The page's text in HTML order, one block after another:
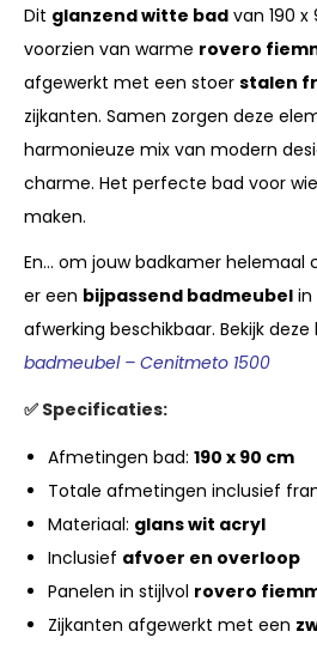
Dit glanzend witte bad van 190
voorzien van warme rovero
afgewerkt met een stoer stalen
zijkanten. Samen zorgen deze
harmonieuze mix van modern
charme. Het perfecte bad voor
maken.
En… om jouw badkamer helemaal
er een bijpassend badmeubel in
afwerking beschikbaar. Bekijk deze
badmeubel – Cenitmeto 1500
✅ Specificaties:
Afmetingen bad: 190 x 90 cm
Totale afmetingen inclusief
Materiaal: glans wit acryl
Inclusief afvoer en overloop
Panelen in stijlvol rovero
Zijkanten afgewerkt met een